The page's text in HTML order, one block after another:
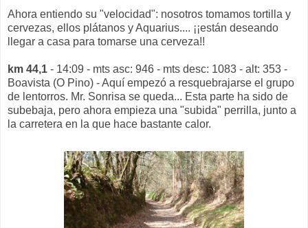
Ahora entiendo su "velocidad": nosotros tomamos tortilla y
cervezas, ellos plátanos y Aquarius.... ¡¡están deseando
llegar a casa para tomarse una cerveza!!
km 44,1 - 14:09 - mts asc: 946 - mts desc: 1083 - alt: 353 -
Boavista (O Pino) - Aquí empezó a resquebrajarse el grupo
de lentorros. Mr. Sonrisa se queda... Esta parte ha sido de
subebaja, pero ahora empieza una "subida" perrilla, junto a
la carretera en la que hace bastante calor.